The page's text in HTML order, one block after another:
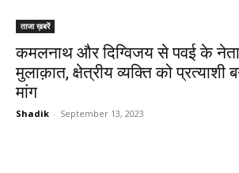
ताजा ख़बरें
कमलनाथ और दिग्विजय से पवई के
मुलाक़ात, क्षेत्रीय व्यक्ति को प्रत्याशी
मांग
Shadik - September 13, 2023